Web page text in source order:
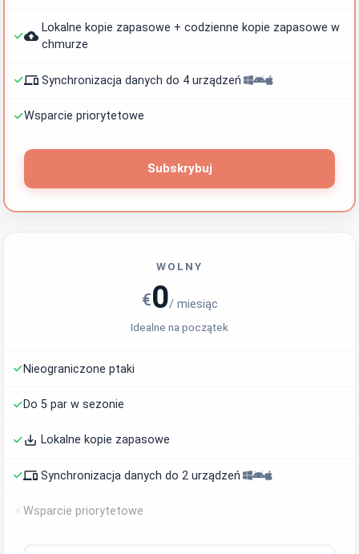
WOLNY
€0/ miesiąc
Idealne na początek
Nieograniczone ptaki
Do 5 par w sezonie
save_alt Lokalne kopie zapasowe
phonelink Synchronizacja danych do 2 urządzeń
Wsparcie priorytetowe
backup
Lokalne kopie zapasowe + codzienne kopie zapasowe w
chmurze
phonelink Synchronizacja danych do 4 urządzeń
Wsparcie priorytetowe
Subskrybuj